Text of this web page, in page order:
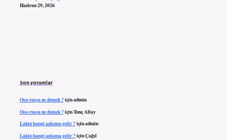
Haziran 29, 2026
Son yorumlar
Ooo rusça ne demek ?içinadmin
Ooo rusça ne demek ?içinTunç Altay
Lakin hangi anlama gelir ?içinadmin
Lakin hangi anlama gelir ?içinÇağıl